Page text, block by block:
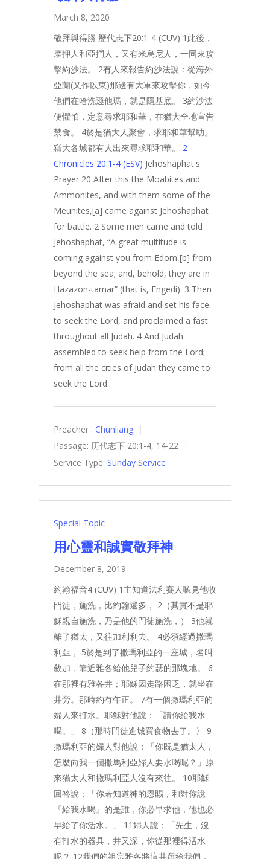
March 8, 2020
敬拜與得勝 歷代志下20:1-4 (CUV) 1此後，
摩押人和亞捫人，又有米烏尼人，一同來攻
擊約沙法。 2有人來報告約沙法說：從海外
亞蘭(又作以東)那邊有大軍來攻擊你，如今
他們在哈洗遜他瑪，就是隱基底。 3約沙法
便懼怕，定意尋求耶和華，在猶大全地宣告
禁食。 4於是猶大人聚會，求耶和華幫助。
猶大各城都有人出來尋求耶和華。 2
Chronicles 20:1-4 (ESV) Jehoshaphat's
Prayer 20 After this the Moabites and
Ammonites, and with them some of the
Meunites,[a] came against Jehoshaphat
for battle. 2 Some men came and told
Jehoshaphat, “A great multitude is
coming against you from Edom,[b] from
beyond the sea; and, behold, they are in
Hazazon-tamar” (that is, Engedi). 3 Then
Jehoshaphat was afraid and set his face
to seek the Lord, and proclaimed a fast
throughout all Judah. 4 And Judah
assembled to seek help from the Lord;
from all the cities of Judah they came to
seek the Lord.
Preacher : Chunliang
Passage: 历代志下 20:1-4, 14-22
Service Type: Sunday Service
Special Topic
用心靈和誠實敬拜神
December 8, 2019
約翰福音4 (CUV) 1主知道法利賽人聽見他收
門徒，施洗，比約翰還多， 2（其實不是耶
穌親自施洗，乃是他的門徒施洗，） 3他就
離了猶太，又往加利利去。 4必須經過撒瑪
利亞， 5於是到了撒瑪利亞的一座城，名叫
敘加，靠近雅各給他兒子約瑟的那塊地。 6
在那裡有雅各井；耶穌因走路困乏，就坐在
井旁。那時約有午正。 7有一個撒瑪利亞的
婦人來打水。耶穌對他說：「請你給我水
喝。」 8（那時門徒進城買食物去了。〉 9
撒瑪利亞的婦人對他說：「你既是猶太人，
怎麼向我一個撒馬利亞婦人要水喝呢？」原
來猶太人和撒瑪利亞人沒有來往。 10耶穌
回答說：「你若知道神的恩賜，和對你說
『給我水喝』的是誰，你必早求他，他也必
早給了你活水。」 11婦人說：「先生，沒
有打水的器具，井又深，你從那裡得活水
呢？ 12我們的祖宗雅各將這井留給我們，